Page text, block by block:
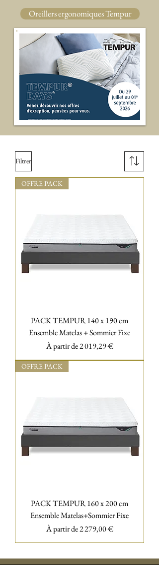
Oreillers ergonomiques Tempur
Filtrer
OFFRE PACK
PACK TEMPUR 140 x 190 cm
Ensemble Matelas + Sommier Fixe
À partir de2 019,29 €
Prix promotionnel
OFFRE PACK
PACK TEMPUR 160 x 200 cm
Ensemble Matelas+Sommier Fixe
À partir de2 279,00 €
Prix promotionnel